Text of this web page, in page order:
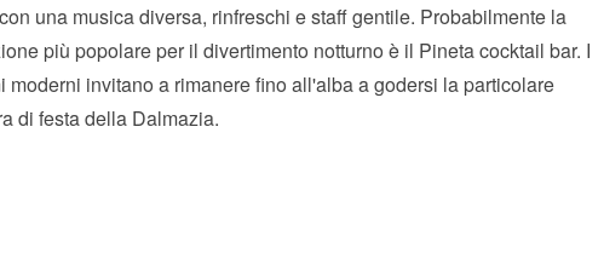
una musica diversa, rinfreschi e staff gentile. Probabilmente la
più popolare per il divertimento notturno è il Pineta cocktail bar. I
moderni invitano a rimanere fino all'alba a godersi la particolare
di festa della Dalmazia.